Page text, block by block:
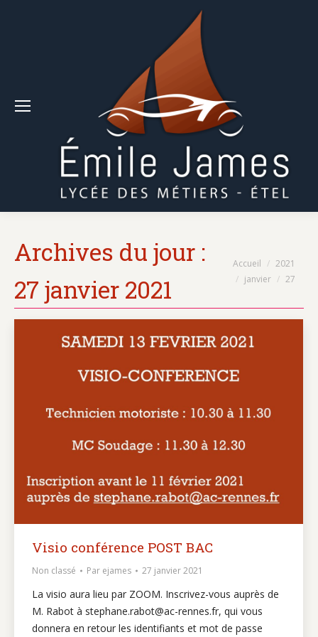
Archives du jour :
27 janvier 2021
Vous êtes ici :
Accueil
2021
janvier
27
Visio conférence POST BAC
Non classé Par ejames 27 janvier 2021
La visio aura lieu par ZOOM. Inscrivez-vous auprès de
M. Rabot à stephane.rabot@ac-rennes.fr, qui vous
donnera en retour les identifiants et mot de passe